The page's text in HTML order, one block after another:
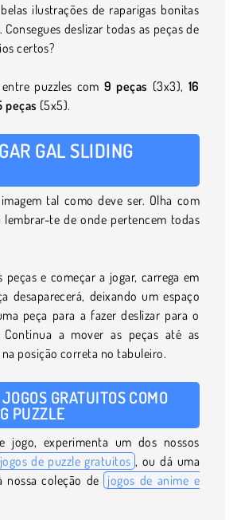
ilustrações de raparigas bonitas
deslizar todas as peças de
certos?
puzzles com 9 peças (3x3),16
peças (5x5).
GAL SLIDING
tal como deve ser. Olha com
lembrar-te de onde pertencem todas
peças e começar a jogar, carrega em
desaparecerá, deixando um espaço
peça para a fazer deslizar para o
Continua a mover as peças até as
posição correta no tabuleiro.
GRATUITOS COMO
PUZZLE
jogo, experimenta um dos nossos
jogos de puzzle gratuitos , ou dá uma
nossa coleção de jogos de anime e